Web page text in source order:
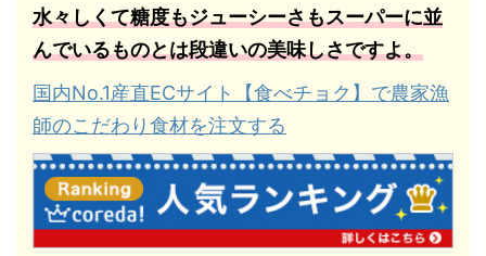
水々しくて糖度もジューシーさもスーパーに並
んでいるものとは段違いの美味しさですよ。
国内No.1産直ECサイト【食べチョク】で農家漁
師のこだわり食材を注文する